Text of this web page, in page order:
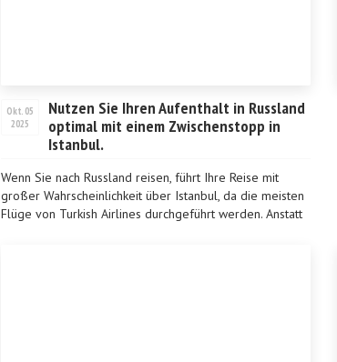
Okt. 05
2025
Nutzen Sie Ihren Aufenthalt in Russland
optimal mit einem Zwischenstopp in
Istanbul.
Wenn Sie nach Russland reisen, führt Ihre Reise mit
großer Wahrscheinlichkeit über Istanbul, da die meisten
Flüge von Turkish Airlines durchgeführt werden. Anstatt